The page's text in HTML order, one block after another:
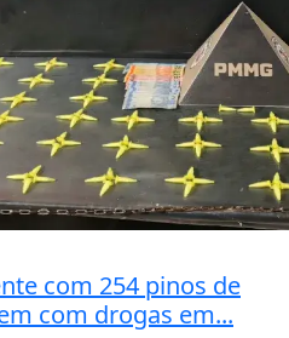
com 254 pinos de
com drogas em...